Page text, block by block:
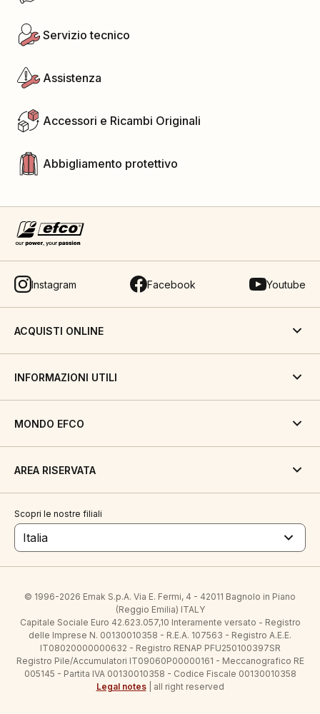
Servizio tecnico
Assistenza
Accessori e Ricambi Originali
Abbigliamento protettivo
Instagram Facebook Youtube
ACQUISTI ONLINE
INFORMAZIONI UTILI
MONDO EFCO
AREA RISERVATA
Scopri le nostre filiali
Italia
© 1996-2026 Emak S.p.A. Via E. Fermi, 4 - 42011 Bagnolo in Piano
(Reggio Emilia) ITALY
Capitale Sociale Euro 42.623.057,10 Interamente versato - Registro
delle Imprese N. 00130010358 - R.E.A. 107563 - Registro A.E.E.
IT08020000000632 - Registro RENAP PFU250100397SR
Registro Pile/Accumulatori IT09060P00000161 - Meccanografico RE
005145 - Partita IVA 00130010358 - Codice Fiscale 00130010358
Legal notes| all right reserved